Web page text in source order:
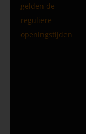
gelden de
reguliere
openingstijden